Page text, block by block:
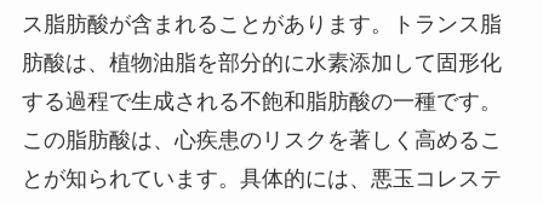
ス脂肪酸が含まれることがあります。トランス脂
肪酸は、植物油脂を部分的に水素添加して固形化
する過程で生成される不飽和脂肪酸の一種です。
この脂肪酸は、心疾患のリスクを著しく高めるこ
とが知られています。具体的には、悪玉コレステ